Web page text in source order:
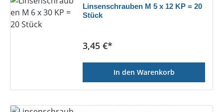
Linsenschrauben M 5 x 12 KP = 20
Stück
Regulärer Preis:
3,45 €*
In den Warenkorb